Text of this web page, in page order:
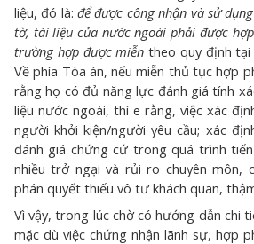
liệu, đó là:để được công nhận và sử
tờ, tài liệu của nước ngoài phải được
trường hợp được miễn theo quy định tại
Về phía Tòa án, nếu miễn thủ tục hợp
rằng họ có đủ năng lực đánh giá tính
liệu nước ngoài, thì e rằng, việc xác
người khởi kiện/người yêu cầu; xác
đánh giá chứng cứ trong quá trình
nhiều trở ngại và rủi ro chuyên môn,
phán quyết thiếu vô tư khách quan,
Vì vậy, trong lúc chờ có hướng dẫn chi
mặc dù việc chứng nhận lãnh sự, hợp